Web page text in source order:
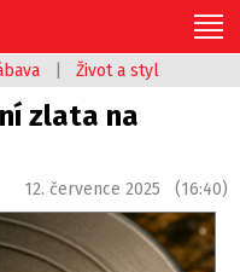
Život a styl
zlata na
12. července 2025 (16:40)